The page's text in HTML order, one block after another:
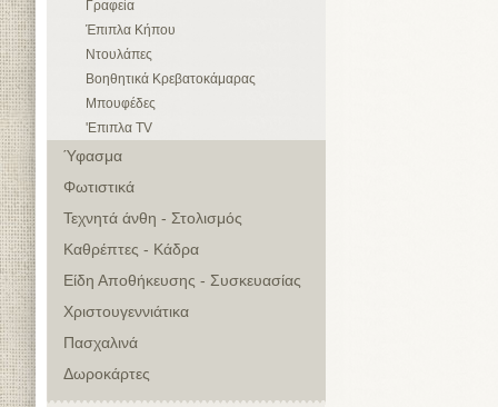
Γραφεία
Έπιπλα Κήπου
Ντουλάπες
Βοηθητικά Κρεβατοκάμαρας
Μπουφέδες
'Επιπλα TV
Ύφασμα
Φωτιστικά
Τεχνητά άνθη - Στολισμός
Καθρέπτες - Κάδρα
Είδη Αποθήκευσης - Συσκευασίας
Χριστουγεννιάτικα
Πασχαλινά
Δωροκάρτες